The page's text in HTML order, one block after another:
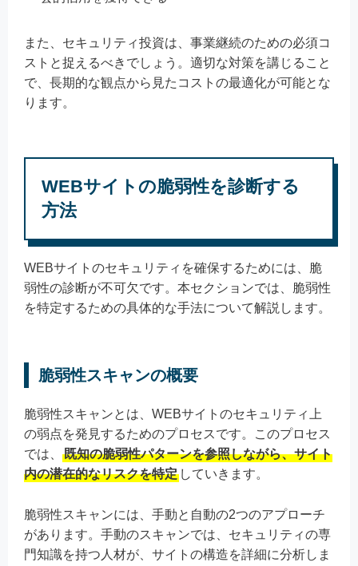
また、セキュリティ投資は、事業継続のための必須コ
ストと捉えるべきでしょう。適切な対策を講じること
で、長期的な観点から見たコストの最適化が可能とな
ります。
WEBサイトの脆弱性を診断する
方法
WEBサイトのセキュリティを確保するためには、脆
弱性の診断が不可欠です。本セクションでは、脆弱性
を特定するための具体的な手法について解説します。
脆弱性スキャンの概要
脆弱性スキャンとは、WEBサイトのセキュリティ上
の弱点を発見するためのプロセスです。このプロセス
では、
既知の脆弱性パターンを参照しながら、サイト
内の潜在的なリスクを特定 していきます。
脆弱性スキャンには、手動と自動の2つのアプローチ
があります。手動のスキャンでは、セキュリティの専
門知識を持つ人材が、サイトの構造を詳細に分析しま